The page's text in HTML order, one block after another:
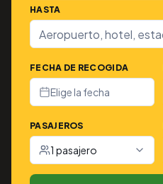
HASTA
FECHA DE RECOGIDA
Elige la fecha
PASAJEROS
1 pasajero